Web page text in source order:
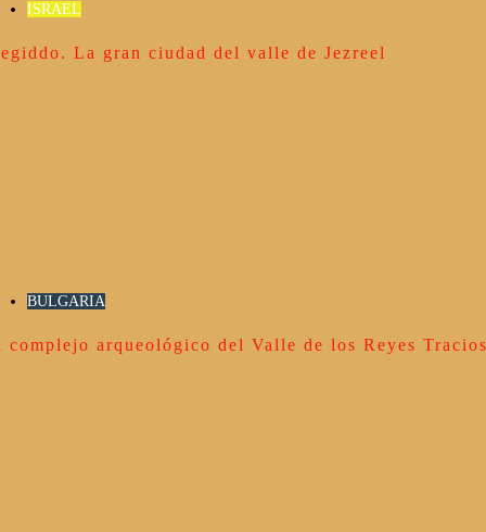
ISRAEL
La gran ciudad del valle de Jezreel
BULGARIA
complejo arqueológico del Valle de los Reyes